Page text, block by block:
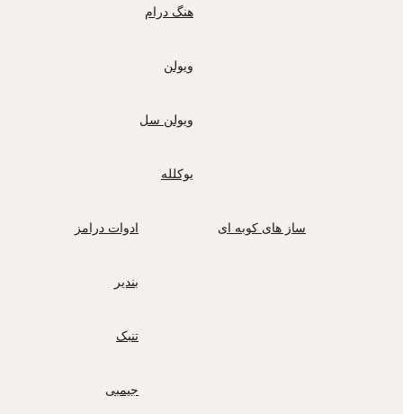
هنگ درام
ویولن
ویولن سل
یوکلله
ساز های کوبه ای ادوات درامز
بندیر
تنبک
جیمبی